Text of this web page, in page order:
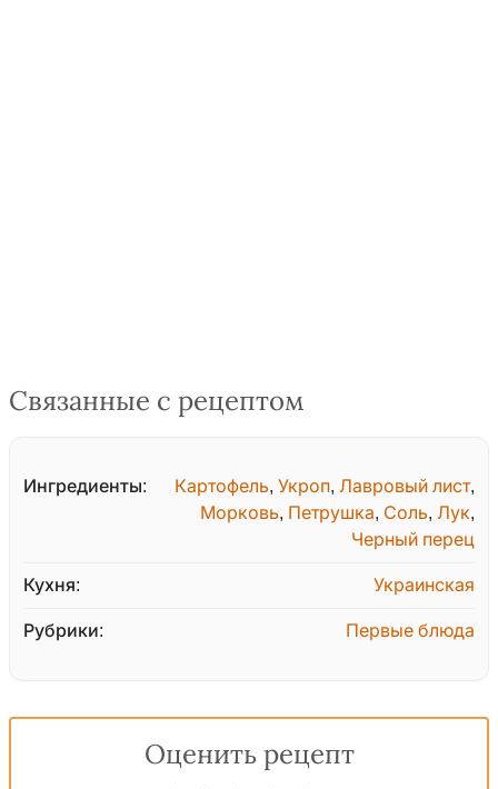
Связанные с рецептом
Ингредиенты: Картофель, Укроп, Лавровый лист,
Морковь, Петрушка, Соль, Лук,
Черный перец
Кухня: Украинская
Рубрики: Первые блюда
Оценить рецепт